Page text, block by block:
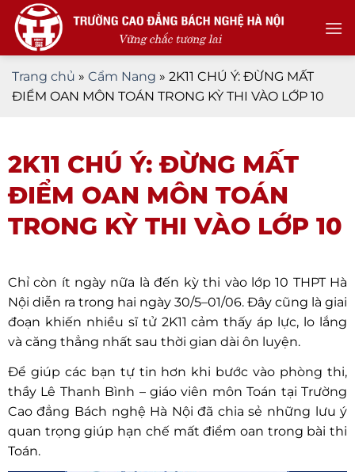
Skip
content
Trang chủ » Cẩm Nang » 2K11 CHÚ Ý: ĐỪNG MẤT
ĐIỂM OAN MÔN TOÁN TRONG KỲ THI VÀO LỚP 10
2K11 CHÚ Ý: ĐỪNG MẤT
ĐIỂM OAN MÔN TOÁN
TRONG KỲ THI VÀO LỚP 10
Chỉ còn ít ngày nữa là đến kỳ thi vào lớp 10 THPT Hà
Nội diễn ra trong hai ngày 30/5–01/06. Đây cũng là giai
đoạn khiến nhiều sĩ tử 2K11 cảm thấy áp lực, lo lắng
và căng thẳng nhất sau thời gian dài ôn luyện.
Để giúp các bạn tự tin hơn khi bước vào phòng thi,
thầy Lê Thanh Bình – giáo viên môn Toán tại Trường
Cao đẳng Bách nghệ Hà Nội đã chia sẻ những lưu ý
quan trọng giúp hạn chế mất điểm oan trong bài thi
Toán.